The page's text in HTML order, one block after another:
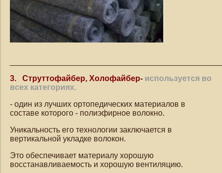
3. Струттофайбер, Холофайбер- используется во
всех категориях.
- один из лучших ортопедических материалов в
составе которого - полиэфирное волокно.
Уникальность его технологии заключается в
вертикальной укладке волокон.
Это обеспечивает материалу хорошую
восстанавливаемость и хорошую вентиляцию.